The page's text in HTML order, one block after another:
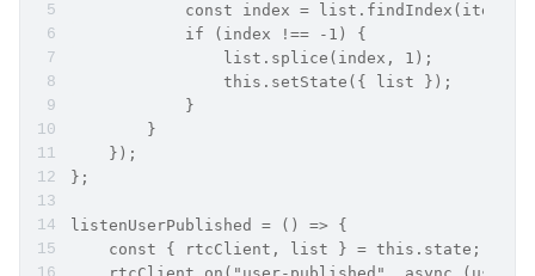
const index = list.findIndex(item
            if (index !== -1) {
                list.splice(index, 1);
                this.setState({ list });
            }
        }
    });
};
listenUserPublished = () => {
    const { rtcClient, list } = this.state;